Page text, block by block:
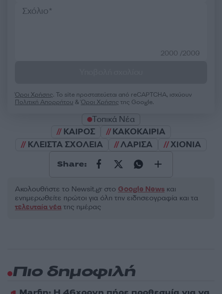
2000 /2000
Όροι Χρήσης. Το site προστατεύεται από reCAPTCHA, ισχύουν
Πολιτική Απορρήτου &Όροι Χρήσης της Google.
Τοπικά Νέα
ΚΑΙΡΟΣ
ΚΑΚΟΚΑΙΡΙΑ
ΚΛΕΙΣΤΑ ΣΧΟΛΕΙΑ
ΛΑΡΙΣΑ ΧΙΟΝΙΑ
Share:
Ακολουθήστε το Νewsit.gr στο Google News και
ενημερωθείτε πρώτοι για όλη την ειδησεογραφία και τα
τελευταία νέα της ημέρας
Πιο δημοφιλή